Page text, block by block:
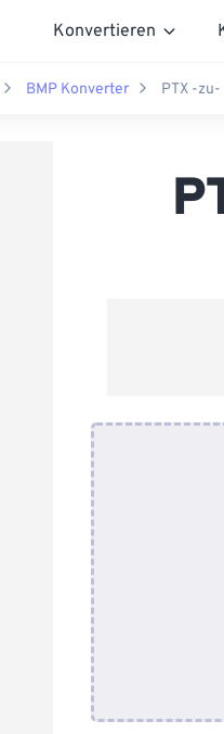
Konvertieren
BMP Konverter PTX -